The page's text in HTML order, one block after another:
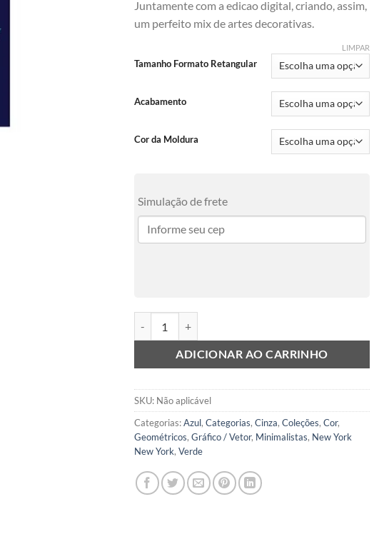
Juntamente com a edicao digital, criando, assim,
um perfeito mix de artes decorativas.
Tamanho Formato Retangular
Acabamento
Cor da Moldura
LIMPAR
Simulação de frete
ADICIONAR AO CARRINHO
SKU: Não aplicável
Categorias:Azul, Categorias, Cinza, Coleções, Cor,
Geométricos, Gráfico / Vetor, Minimalistas, New York
New York, Verde